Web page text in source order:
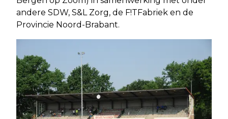
andere SDW, S&L Zorg, de F!TFabriek en de
Provincie Noord-Brabant.